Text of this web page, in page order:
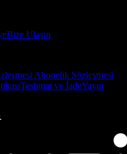
Bize Ulaşın
Abonelik Sözleşmesi
Teslimat ve İadeYayın